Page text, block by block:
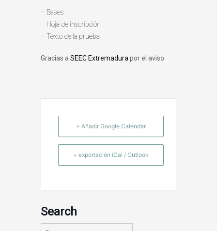
– Bases
– Hoja de inscripción
– Texto de la prueba
Gracias a SEEC Extremadura por el aviso
+ Añadir Google Calendar
+ exportación iCal / Outlook
Search
Buscar: